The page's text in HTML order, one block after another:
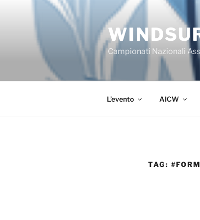
Campionati Nazionali
L’evento AICW
TAG: